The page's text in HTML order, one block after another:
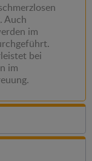
Auch
im
bei
im